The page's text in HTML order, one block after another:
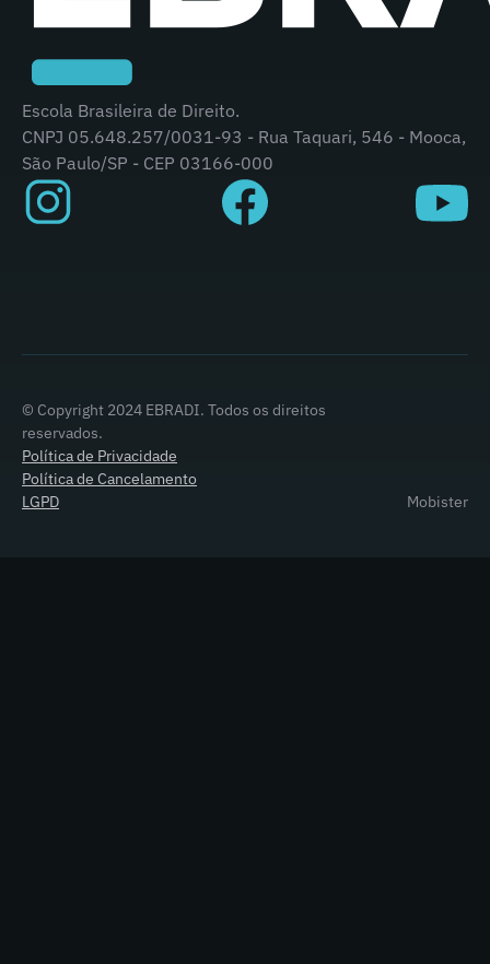
Escola Brasileira de Direito.
CNPJ 05.648.257/0031-93 - Rua Taquari, 546 - Mooca,
São Paulo/SP - CEP 03166-000
© Copyright 2024 EBRADI. Todos os direitos
reservados.
Política de Privacidade
Política de Cancelamento
LGPD
Mobister